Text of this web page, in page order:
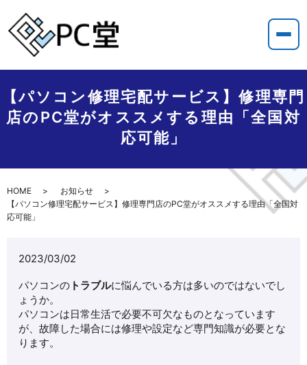
【パソコン修理宅配サービス】修理専門
店のPC堂がオススメする理由「全国対
応可能」
HOME
お知らせ
【パソコン修理宅配サービス】修理専門店のPC堂がオススメする理由「全国対
応可能」
2023/03/02
パソコンの トラブルに悩んでいる方は多いのではないでし
ょうか。
パソコンは日常生活で必要不可欠なものとなっています
が、故障した場合には修理や設定など専門知識が必要とな
ります。